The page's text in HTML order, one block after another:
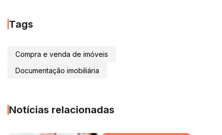
Tags
Compra e venda de imóveis
Documentação imobiliária
Notícias relacionadas